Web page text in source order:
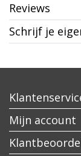
Reviews
Schrijf je
Mijn account